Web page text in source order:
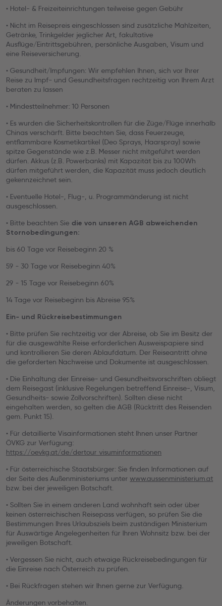
• Hotel- & Freizeiteinrichtungen teilweise gegen Gebühr
• Nicht im Reisepreis eingeschlossen sind zusätzliche Mahlzeiten,
Getränke, Trinkgelder jeglicher Art, fakultative
Ausflüge/Eintrittsgebühren, persönliche Ausgaben, Visum und
eine Reiseversicherung.
• Gesundheit/Impfungen: Wir empfehlen Ihnen, sich vor Ihrer
Reise zu Impf- und Gesundheitsfragen rechtzeitig von Ihrem Arzt
beraten zu lassen
• Mindestteilnehmer: 10 Personen
• Es wurden die Sicherheitskontrollen für die Züge/Flüge innerhalb
Chinas verschärft. Bitte beachten Sie, dass Feuerzeuge,
entflammbare Kosmetikartikel (Deo Sprays, Haarspray) sowie
spitze Gegenstände wie z.B. Messer nicht mitgeführt werden
dürfen. Akkus (z.B. Powerbanks) mit Kapazität bis zu 100Wh
dürfen mitgeführt werden, die Kapazität muss jedoch deutlich
gekennzeichnet sein.
• Eventuelle Hotel-, Flug-, u. Programmänderung ist nicht
ausgeschlossen.
• Bitte beachten Sie die von unseren AGB abweichenden
Stornobedingungen:
bis 60 Tage vor Reisebeginn 20 %
59 - 30 Tage vor Reisebeginn 40%
29 - 15 Tage vor Reisebeginn 60%
14 Tage vor Reisebeginn bis Abreise 95%
Ein- und Rückreisebestimmungen
• Bitte prüfen Sie rechtzeitig vor der Abreise, ob Sie im Besitz der
für die ausgewählte Reise erforderlichen Ausweispapiere sind
und kontrollieren Sie deren Ablaufdatum. Der Reiseantritt ohne
die geforderten Nachweise und Dokumente ist ausgeschlossen.
• Die Einhaltung der Einreise- und Gesundheitsvorschriften obliegt
dem Reisegast (inklusive Regelungen betreffend Einreise-, Visum,
Gesundheits- sowie Zollvorschriften). Sollten diese nicht
eingehalten werden, so gelten die AGB (Rücktritt des Reisenden
gem. Punkt 15).
• Für detaillierte Visainformationen steht Ihnen unser Partner
ÖVKG zur Verfügung:
https://oevkg.at/de/dertour_visuminformationen
• Für österreichische Staatsbürger: Sie finden Informationen auf
der Seite des Außenministeriums unter www.aussenministerium.at
bzw. bei der jeweiligen Botschaft.
• Sollten Sie in einem anderen Land wohnhaft sein oder über
keinen österreichischen Reisepass verfügen, so prüfen Sie die
Bestimmungen Ihres Urlaubsziels beim zuständigen Ministerium
für Auswärtige Angelegenheiten für Ihren Wohnsitz bzw. bei der
jeweiligen Botschaft.
• Vergessen Sie nicht, auch etwaige Rückreisebedingungen für
die Einreise nach Österreich zu prüfen.
• Bei Rückfragen stehen wir Ihnen gerne zur Verfügung.
Änderungen vorbehalten.